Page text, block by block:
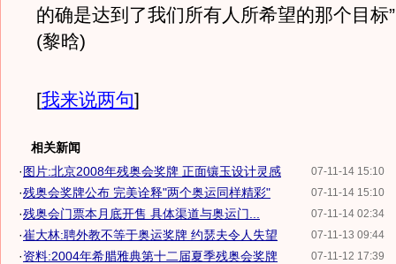
的确是达到了我们所有人所希望的那个目标
(黎晗)
[我来说两句]
相关新闻
07-11-14 15:10
·图片:北京2008年残奥会奖牌 正面镶玉设计灵感
07-11-14 15:10
·残奥会奖牌公布 完美诠释"两个奥运同样精彩"
07-11-14 02:34
·残奥会门票本月底开售 具体渠道与奥运门...
07-11-13 09:44
·崔大林:聘外教不等于奥运奖牌 约瑟夫令人失望
07-11-12 17:39
·资料:2004年希腊雅典第十二届夏季残奥会奖牌